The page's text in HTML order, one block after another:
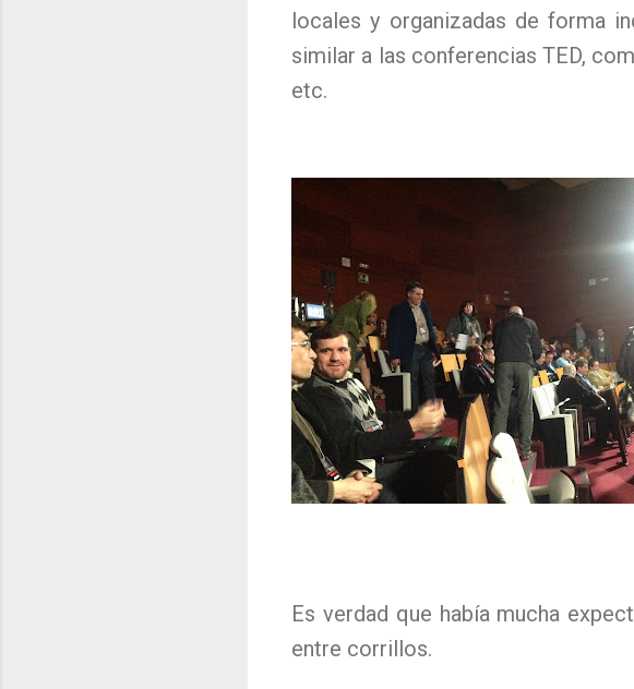
locales y organizadas de forma
similar a las conferencias TED,
etc.
Es verdad que había mucha
entre corrillos.